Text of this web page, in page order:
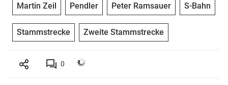
Martin Zeil Pendler Peter Ramsauer S-Bahn
Stammstrecke Zweite Stammstrecke
0